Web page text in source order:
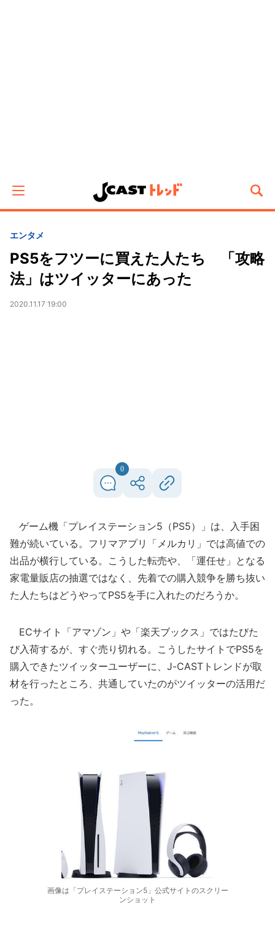
エンタメ
PS5をフツーに買えた人たち 「攻略
法」はツイッターにあった
2020.11.17 19:00
0
ゲーム機「プレイステーション5（PS5）」は、入手困
難が続いている。フリマアプリ「メルカリ」では高値での
出品が横行している。こうした転売や、「運任せ」となる
家電量販店の抽選ではなく、先着での購入競争を勝ち抜い
た人たちはどうやってPS5を手に入れたのだろうか。
ECサイト「アマゾン」や「楽天ブックス」ではたびた
び入荷するが、すぐ売り切れる。こうしたサイトでPS5を
購入できたツイッターユーザーに、J-CASTトレンドが取
材を行ったところ、共通していたのがツイッターの活用だ
った。
画像は「プレイステーション5」公式サイトのスクリー
ンショット